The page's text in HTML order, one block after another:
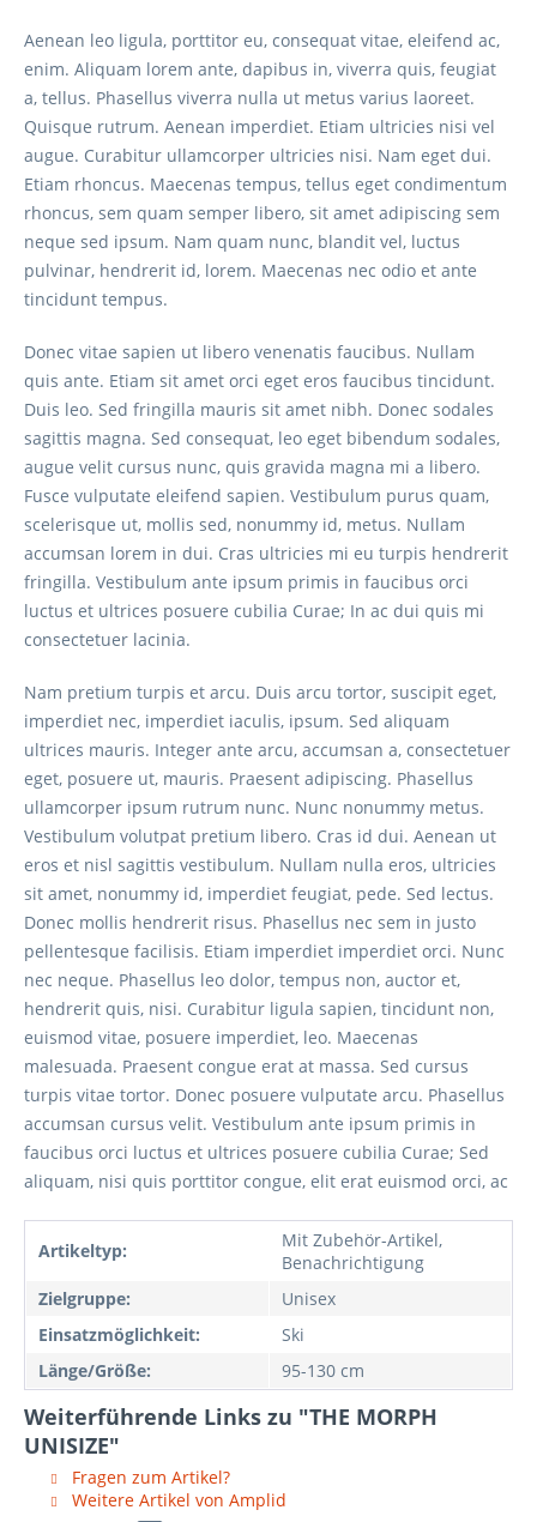
Aenean leo ligula, porttitor eu, consequat vitae, eleifend ac,
enim. Aliquam lorem ante, dapibus in, viverra quis, feugiat
a, tellus. Phasellus viverra nulla ut metus varius laoreet.
Quisque rutrum. Aenean imperdiet. Etiam ultricies nisi vel
augue. Curabitur ullamcorper ultricies nisi. Nam eget dui.
Etiam rhoncus. Maecenas tempus, tellus eget condimentum
rhoncus, sem quam semper libero, sit amet adipiscing sem
neque sed ipsum. Nam quam nunc, blandit vel, luctus
pulvinar, hendrerit id, lorem. Maecenas nec odio et ante
tincidunt tempus.
Donec vitae sapien ut libero venenatis faucibus. Nullam
quis ante. Etiam sit amet orci eget eros faucibus tincidunt.
Duis leo. Sed fringilla mauris sit amet nibh. Donec sodales
sagittis magna. Sed consequat, leo eget bibendum sodales,
augue velit cursus nunc, quis gravida magna mi a libero.
Fusce vulputate eleifend sapien. Vestibulum purus quam,
scelerisque ut, mollis sed, nonummy id, metus. Nullam
accumsan lorem in dui. Cras ultricies mi eu turpis hendrerit
fringilla. Vestibulum ante ipsum primis in faucibus orci
luctus et ultrices posuere cubilia Curae; In ac dui quis mi
consectetuer lacinia.
Nam pretium turpis et arcu. Duis arcu tortor, suscipit eget,
imperdiet nec, imperdiet iaculis, ipsum. Sed aliquam
ultrices mauris. Integer ante arcu, accumsan a, consectetuer
eget, posuere ut, mauris. Praesent adipiscing. Phasellus
ullamcorper ipsum rutrum nunc. Nunc nonummy metus.
Vestibulum volutpat pretium libero. Cras id dui. Aenean ut
eros et nisl sagittis vestibulum. Nullam nulla eros, ultricies
sit amet, nonummy id, imperdiet feugiat, pede. Sed lectus.
Donec mollis hendrerit risus. Phasellus nec sem in justo
pellentesque facilisis. Etiam imperdiet imperdiet orci. Nunc
nec neque. Phasellus leo dolor, tempus non, auctor et,
hendrerit quis, nisi. Curabitur ligula sapien, tincidunt non,
euismod vitae, posuere imperdiet, leo. Maecenas
malesuada. Praesent congue erat at massa. Sed cursus
turpis vitae tortor. Donec posuere vulputate arcu. Phasellus
accumsan cursus velit. Vestibulum ante ipsum primis in
faucibus orci luctus et ultrices posuere cubilia Curae; Sed
aliquam, nisi quis porttitor congue, elit erat euismod orci, ac
Artikeltyp:
Mit Zubehör-Artikel,
Benachrichtigung
Zielgruppe:
Unisex
Einsatzmöglichkeit:
Ski
Länge/Größe:
95-130 cm
Weiterführende Links zu "THE MORPH
UNISIZE"
Fragen zum Artikel?
Weitere Artikel von Amplid